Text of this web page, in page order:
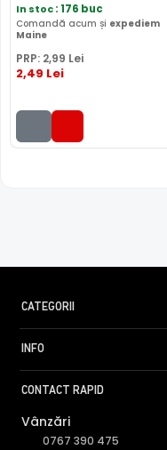
In stoc: 176 buc
Comandă acum și expediem
Maine
PRP: 2,99 Lei
2,49 Lei
CATEGORII
INFO
CONTACT RAPID
Vânzări
0767 390 475